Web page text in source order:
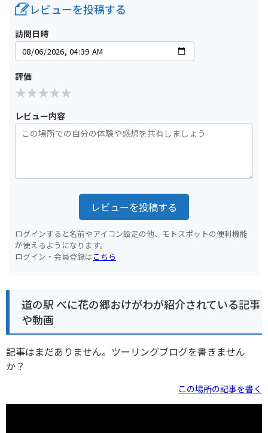
レビューを投稿する
訪問日時
評価
レビュー内容
レビューを投稿する
ログインすると名前やアイコン設定の他、モトスポットの便利機能
が使えるようになります。
ログイン・会員登録はこちら
道の駅 べに花の郷おけがわが紹介されている記事
や動画
記事はまだありません。ツーリングブログを書きません
か？
この場所の記事を書く